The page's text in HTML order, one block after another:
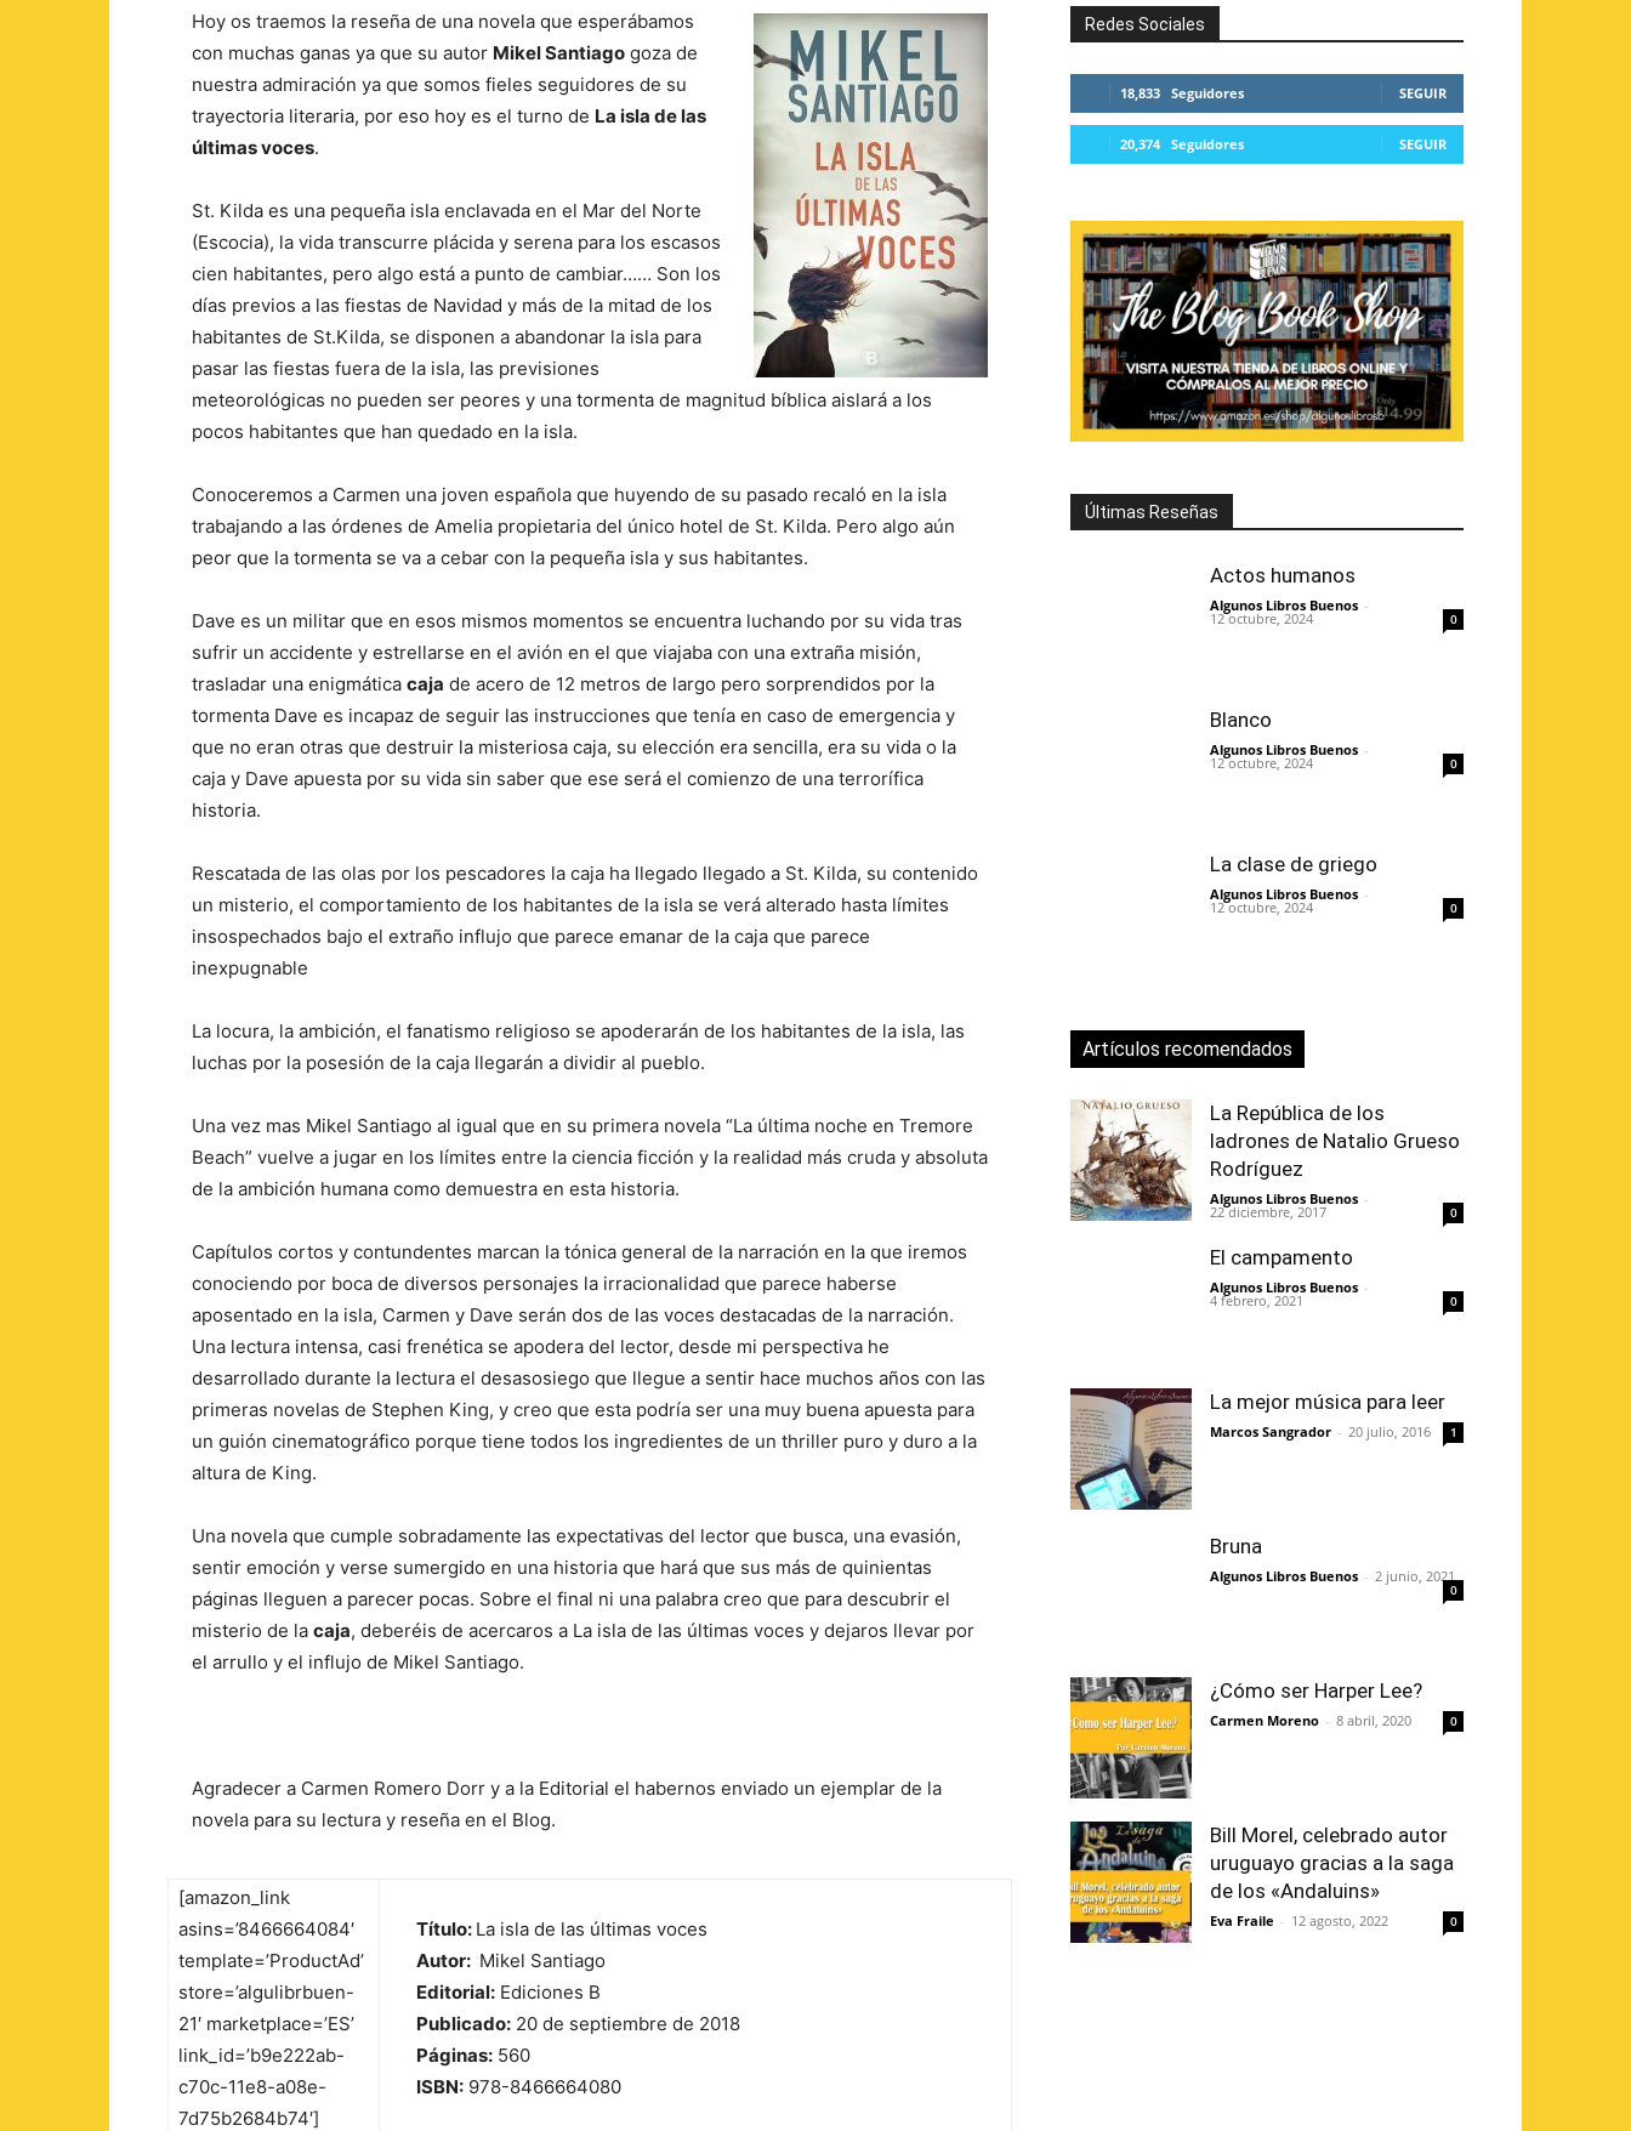
Hoy os traemos la reseña de una novela que esperábamos
con muchas ganas ya que su autor Mikel Santiago goza de
nuestra admiración ya que somos fieles seguidores de su
trayectoria literaria, por eso hoy es el turno de La isla de las
últimas voces.
St. Kilda es una pequeña isla enclavada en el Mar del Norte
(Escocia), la vida transcurre plácida y serena para los escasos
cien habitantes, pero algo está a punto de cambiar…… Son los
días previos a las fiestas de Navidad y más de la mitad de los
habitantes de St.Kilda, se disponen a abandonar la isla para
pasar las fiestas fuera de la isla, las previsiones
meteorológicas no pueden ser peores y una tormenta de magnitud bíblica aislará a los
pocos habitantes que han quedado en la isla.
Conoceremos a Carmen una joven española que huyendo de su pasado recaló en la isla
trabajando a las órdenes de Amelia propietaria del único hotel de St. Kilda. Pero algo aún
peor que la tormenta se va a cebar con la pequeña isla y sus habitantes.
Dave es un militar que en esos mismos momentos se encuentra luchando por su vida tras
sufrir un accidente y estrellarse en el avión en el que viajaba con una extraña misión,
trasladar una enigmática caja de acero de 12 metros de largo pero sorprendidos por la
tormenta Dave es incapaz de seguir las instrucciones que tenía en caso de emergencia y
que no eran otras que destruir la misteriosa caja, su elección era sencilla, era su vida o la
caja y Dave apuesta por su vida sin saber que ese será el comienzo de una terrorífica
historia.
Rescatada de las olas por los pescadores la caja ha llegado llegado a St. Kilda, su contenido
un misterio, el comportamiento de los habitantes de la isla se verá alterado hasta límites
insospechados bajo el extraño influjo que parece emanar de la caja que parece
inexpugnable
La locura, la ambición, el fanatismo religioso se apoderarán de los habitantes de la isla, las
luchas por la posesión de la caja llegarán a dividir al pueblo.
Una vez mas Mikel Santiago al igual que en su primera novela “La última noche en Tremore
Beach” vuelve a jugar en los límites entre la ciencia ficción y la realidad más cruda y absoluta
de la ambición humana como demuestra en esta historia.
Capítulos cortos y contundentes marcan la tónica general de la narración en la que iremos
conociendo por boca de diversos personajes la irracionalidad que parece haberse
aposentado en la isla, Carmen y Dave serán dos de las voces destacadas de la narración.
Una lectura intensa, casi frenética se apodera del lector, desde mi perspectiva he
desarrollado durante la lectura el desasosiego que llegue a sentir hace muchos años con las
primeras novelas de Stephen King, y creo que esta podría ser una muy buena apuesta para
un guión cinematográfico porque tiene todos los ingredientes de un thriller puro y duro a la
altura de King.
Una novela que cumple sobradamente las expectativas del lector que busca, una evasión,
sentir emoción y verse sumergido en una historia que hará que sus más de quinientas
páginas lleguen a parecer pocas. Sobre el final ni una palabra creo que para descubrir el
misterio de la caja, deberéis de acercaros a La isla de las últimas voces y dejaros llevar por
el arrullo y el influjo de Mikel Santiago.
Agradecer a Carmen Romero Dorr y a la Editorial el habernos enviado un ejemplar de la
novela para su lectura y reseña en el Blog.
[amazon_link
asins=’8466664084′
template=’ProductAd’
store=’algulibrbuen-
21′ marketplace=’ES’
link_id=’b9e222ab-
c70c-11e8-a08e-
7d75b2684b74′]
Título: La isla de las últimas voces
Autor: Mikel Santiago
Editorial: Ediciones B
Publicado: 20 de septiembre de 2018
Páginas: 560
ISBN: 978-8466664080
Redes Sociales
18,833 Seguidores SEGUIR
20,374 Seguidores SEGUIR
Últimas Reseñas
Actos humanos
Algunos Libros Buenos -
12 octubre, 2024 0
Blanco
Algunos Libros Buenos -
12 octubre, 2024 0
La clase de griego
Algunos Libros Buenos -
12 octubre, 2024 0
Artículos recomendados
La República de los
ladrones de Natalio Grueso
Rodríguez
Algunos Libros Buenos -
22 diciembre, 2017 0
El campamento
Algunos Libros Buenos -
4 febrero, 2021 0
La mejor música para leer
Marcos Sangrador - 20 julio, 2016 1
Bruna
Algunos Libros Buenos - 2 junio, 2021
0
¿Cómo ser Harper Lee?
Carmen Moreno - 8 abril, 2020 0
Bill Morel, celebrado autor
uruguayo gracias a la saga
de los «Andaluins»
Eva Fraile - 12 agosto, 2022 0